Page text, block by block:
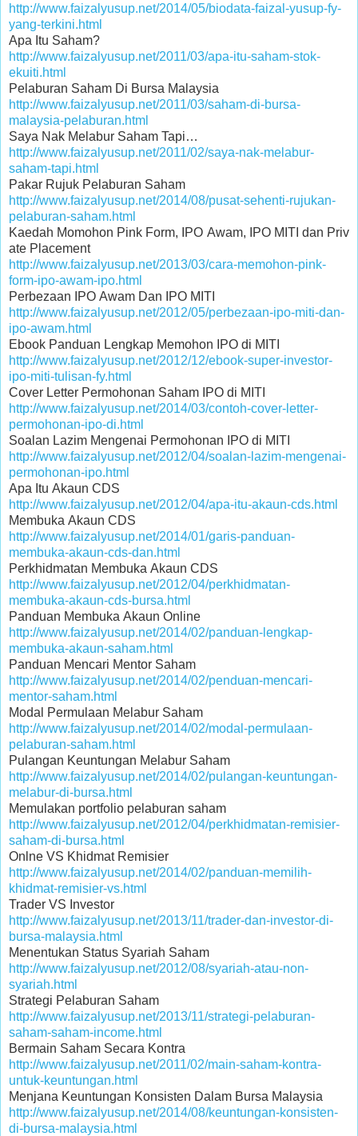
http://www.faizalyusup.net/2014/05/biodata-faizal-yusup-fy-
yang-terkini.html
Apa Itu Saham?
http://www.faizalyusup.net/2011/03/apa-itu-saham-stok-
ekuiti.html
Pelaburan Saham Di Bursa Malaysia
http://www.faizalyusup.net/2011/03/saham-di-bursa-
malaysia-pelaburan.html
Saya Nak Melabur Saham Tapi…
http://www.faizalyusup.net/2011/02/saya-nak-melabur-
saham-tapi.html
Pakar Rujuk Pelaburan Saham
http://www.faizalyusup.net/2014/08/pusat-sehenti-rujukan-
pelaburan-saham.html
Kaedah Momohon Pink Form, IPO Awam, IPO MITI dan Priv
ate Placement
http://www.faizalyusup.net/2013/03/cara-memohon-pink-
form-ipo-awam-ipo.html
Perbezaan IPO Awam Dan IPO MITI
http://www.faizalyusup.net/2012/05/perbezaan-ipo-miti-dan-
ipo-awam.html
Ebook Panduan Lengkap Memohon IPO di MITI
http://www.faizalyusup.net/2012/12/ebook-super-investor-
ipo-miti-tulisan-fy.html
Cover Letter Permohonan Saham IPO di MITI
http://www.faizalyusup.net/2014/03/contoh-cover-letter-
permohonan-ipo-di.html
Soalan Lazim Mengenai Permohonan IPO di MITI
http://www.faizalyusup.net/2012/04/soalan-lazim-mengenai-
permohonan-ipo.html
Apa Itu Akaun CDS
http://www.faizalyusup.net/2012/04/apa-itu-akaun-cds.html
Membuka Akaun CDS
http://www.faizalyusup.net/2014/01/garis-panduan-
membuka-akaun-cds-dan.html
Perkhidmatan Membuka Akaun CDS
http://www.faizalyusup.net/2012/04/perkhidmatan-
membuka-akaun-cds-bursa.html
Panduan Membuka Akaun Online
http://www.faizalyusup.net/2014/02/panduan-lengkap-
membuka-akaun-saham.html
Panduan Mencari Mentor Saham
http://www.faizalyusup.net/2014/02/penduan-mencari-
mentor-saham.html
Modal Permulaan Melabur Saham
http://www.faizalyusup.net/2014/02/modal-permulaan-
pelaburan-saham.html
Pulangan Keuntungan Melabur Saham
http://www.faizalyusup.net/2014/02/pulangan-keuntungan-
melabur-di-bursa.html
Memulakan portfolio pelaburan saham
http://www.faizalyusup.net/2012/04/perkhidmatan-remisier-
saham-di-bursa.html
Onlne VS Khidmat Remisier
http://www.faizalyusup.net/2014/02/panduan-memilih-
khidmat-remisier-vs.html
Trader VS Investor
http://www.faizalyusup.net/2013/11/trader-dan-investor-di-
bursa-malaysia.html
Menentukan Status Syariah Saham
http://www.faizalyusup.net/2012/08/syariah-atau-non-
syariah.html
Strategi Pelaburan Saham
http://www.faizalyusup.net/2013/11/strategi-pelaburan-
saham-saham-income.html
Bermain Saham Secara Kontra
http://www.faizalyusup.net/2011/02/main-saham-kontra-
untuk-keuntungan.html
Menjana Keuntungan Konsisten Dalam Bursa Malaysia
http://www.faizalyusup.net/2014/08/keuntungan-konsisten-
di-bursa-malaysia.html